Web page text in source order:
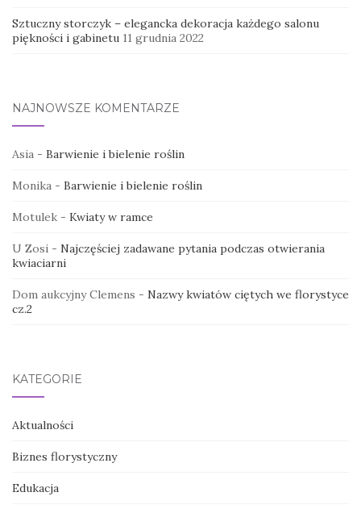
Sztuczny storczyk – elegancka dekoracja każdego salonu
piękności i gabinetu 11 grudnia 2022
NAJNOWSZE KOMENTARZE
Asia - Barwienie i bielenie roślin
Monika - Barwienie i bielenie roślin
Motulek - Kwiaty w ramce
U Zosi - Najczęściej zadawane pytania podczas otwierania
kwiaciarni
Dom aukcyjny Clemens - Nazwy kwiatów ciętych we florystyce
cz.2
KATEGORIE
Aktualności
Biznes florystyczny
Edukacja